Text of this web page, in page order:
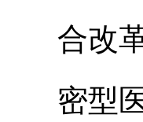
合改
密型